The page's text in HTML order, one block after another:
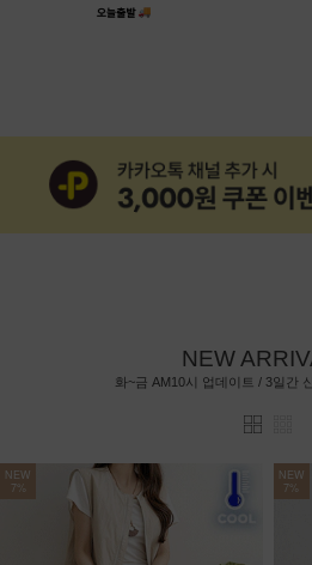
NEW
화~금 AM10시 업데이트 / 3일간
NEW
7%
NEW
7%